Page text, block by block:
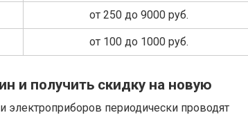
от 250 до 9000 руб.
от 100 до 1000 руб.
и получить скидку на новую
периодически проводят